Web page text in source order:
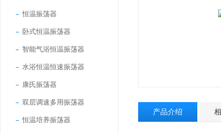
恒温振荡器
卧式恒温振荡器
智能气浴恒温振荡器
水浴恒温恒速振荡器
康氏振荡器
双层调速多用振荡器
恒温培养振荡器
产品介绍